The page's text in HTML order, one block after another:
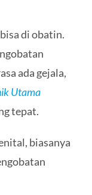
di obatin.
ada gejala,
Utama
tepat.
biasanya